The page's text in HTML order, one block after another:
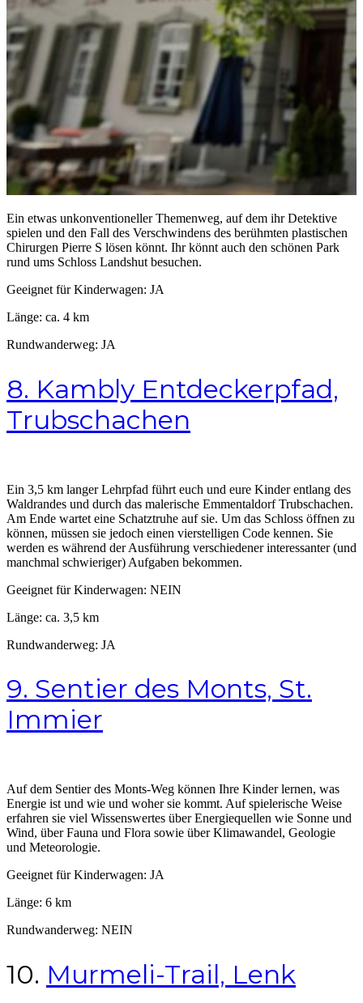
Ein etwas unkonventioneller Themenweg, auf dem ihr Detektive
spielen und den Fall des Verschwindens des berühmten plastischen
Chirurgen Pierre S lösen könnt. Ihr könnt auch den schönen Park
rund ums Schloss Landshut besuchen.
Geeignet für Kinderwagen: JA
Länge: ca. 4 km
Rundwanderweg: JA
8. Kambly Entdeckerpfad,
Trubschachen
Ein 3,5 km langer Lehrpfad führt euch und eure Kinder entlang des
Waldrandes und durch das malerische Emmentaldorf Trubschachen.
Am Ende wartet eine Schatztruhe auf sie. Um das Schloss öffnen zu
können, müssen sie jedoch einen vierstelligen Code kennen. Sie
werden es während der Ausführung verschiedener interessanter (und
manchmal schwieriger) Aufgaben bekommen.
Geeignet für Kinderwagen: NEIN
Länge: ca. 3,5 km
Rundwanderweg: JA
9. Sentier des Monts, St.
Immier
Auf dem Sentier des Monts-Weg können Ihre Kinder lernen, was
Energie ist und wie und woher sie kommt. Auf spielerische Weise
erfahren sie viel Wissenswertes über Energiequellen wie Sonne und
Wind, über Fauna und Flora sowie über Klimawandel, Geologie
und Meteorologie.
Geeignet für Kinderwagen: JA
Länge: 6 km
Rundwanderweg: NEIN
10. Murmeli-Trail, Lenk